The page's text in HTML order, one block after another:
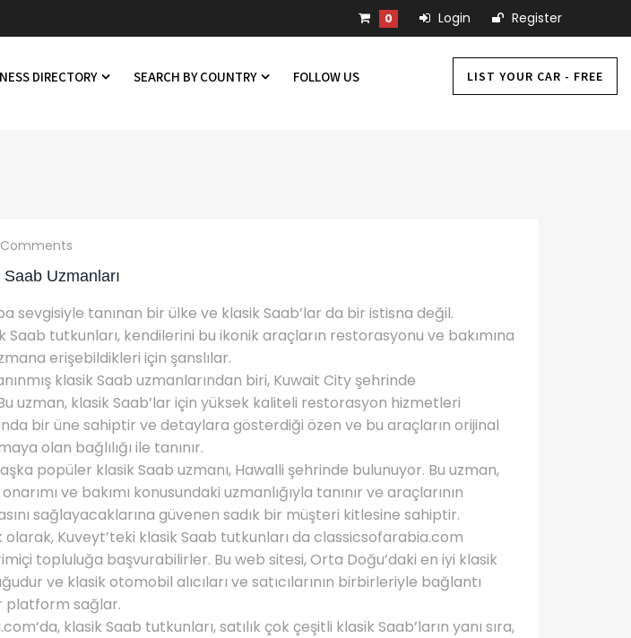
0 Login Register
DIRECTORY SEARCH BY COUNTRY FOLLOW US LIST YOUR CAR - FREE
Uzmanları
sevgisiyle tanınan bir ülke ve klasik Saab’lar da bir istisna değil.
Saab tutkunları, kendilerini bu ikonik araçların restorasyonu ve bakımına
erişebildikleri için şanslılar.
klasik Saab uzmanlarından biri, Kuwait City şehrinde
uzman, klasik Saab’lar için yüksek kaliteli restorasyon hizmetleri
bir üne sahiptir ve detaylara gösterdiği özen ve bu araçların orijinal
olan bağlılığı ile tanınır.
popüler klasik Saab uzmanı, Hawalli şehrinde bulunuyor. Bu uzman,
ve bakımı konusundaki uzmanlığıyla tanınır ve araçlarının
sağlayacaklarına güvenen sadık bir müşteri kitlesine sahiptir.
olarak, Kuveyt’teki klasik Saab tutkunları da classicsofarabia.com
topluluğa başvurabilirler. Bu web sitesi, Orta Doğu’daki en iyi klasik
ve klasik otomobil alıcıları ve satıcılarının birbirleriyle bağlantı
platform sağlar.
klasik Saab tutkunları, satılık çok çeşitli klasik Saab’ların yanı sıra,